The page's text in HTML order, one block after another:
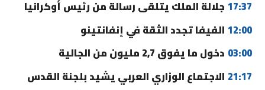
17:37 جلالة الملك يتلقى رسالة من رئيس أوكرانيا
12:00 الفيفا تجدد الثقة في إنفانتينو
03:00 دخول ما يفوق 2,7 مليون من الجالية
21:17 الاجتماع الوزاري العربي يشيد بلجنة القدس